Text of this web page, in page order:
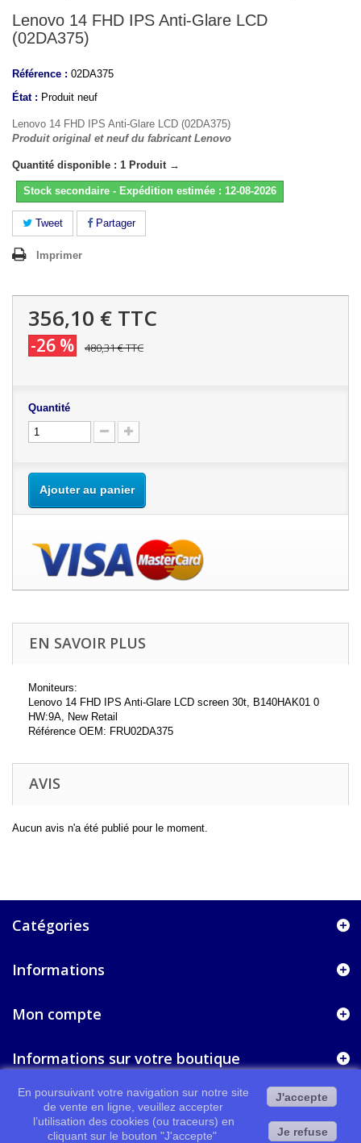
Lenovo 14 FHD IPS Anti-Glare LCD
(02DA375)
Référence : 02DA375
État : Produit neuf
Lenovo 14 FHD IPS Anti-Glare LCD (02DA375)
Produit original et neuf du fabricant Lenovo
Quantité disponible : 1 Produit →
Stock secondaire - Expédition estimée : 12-08-2026
Tweet Partager
Imprimer
356,10 € TTC
-26 % 480,31 €TTC
Quantité
Ajouter au panier
EN SAVOIR PLUS
Moniteurs:
Lenovo 14 FHD IPS Anti-Glare LCD screen 30t, B140HAK01 0
HW:9A, New Retail
Référence OEM: FRU02DA375
AVIS
Aucun avis n'a été publié pour le moment.
Catégories
Informations
Mon compte
Informations sur votre boutique
En poursuivant votre navigation sur notre site
de vente en ligne, veuillez accepter
l’utilisation des cookies (ou traceurs) en
cliquant sur le bouton "J'accepte"
J'accepte
Je refuse